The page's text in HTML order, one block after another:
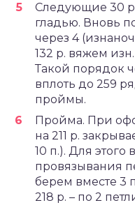
Следующие 30
гладью. Вновь
через 4
132 р. вяжем изн.
Такой порядок
вплоть до 259
проймы.
Пройма. При
на 211 р.
10 п.). Для этого
провязывания
берем вместе 3
218 р. – по 2